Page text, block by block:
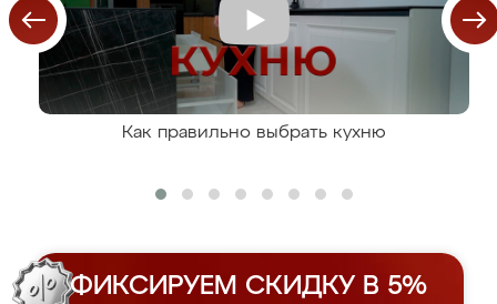
Как правильно выбрать кухню
ФИКСИРУЕМ СКИДКУ В 5%